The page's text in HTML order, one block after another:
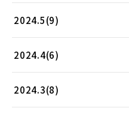
2024.5(9)
2024.4(6)
2024.3(8)